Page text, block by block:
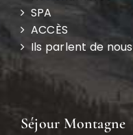
SPA
ACCÈS
Ils parlent de nous
Séjour Montagne